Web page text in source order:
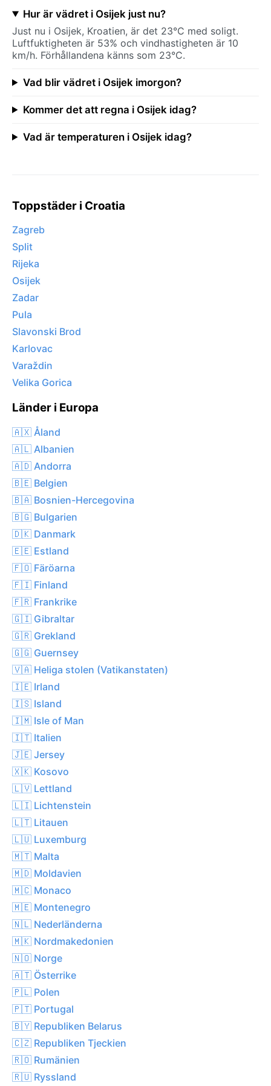
Hur är vädret i Osijek just nu?
Just nu i Osijek, Kroatien, är det 23°C med soligt.
Luftfuktigheten är 53% och vindhastigheten är 10
km/h. Förhållandena känns som 23°C.
Vad blir vädret i Osijek imorgon?
Kommer det att regna i Osijek idag?
Vad är temperaturen i Osijek idag?
Toppstäder i Croatia
Zagreb
Split
Rijeka
Osijek
Zadar
Pula
Slavonski Brod
Karlovac
Varaždin
Velika Gorica
Länder i Europa
🇦🇽 Åland
🇦🇱 Albanien
🇦🇩 Andorra
🇧🇪 Belgien
🇧🇦 Bosnien-Hercegovina
🇧🇬 Bulgarien
🇩🇰 Danmark
🇪🇪 Estland
🇫🇴 Färöarna
🇫🇮 Finland
🇫🇷 Frankrike
🇬🇮 Gibraltar
🇬🇷 Grekland
🇬🇬 Guernsey
🇻🇦 Heliga stolen (Vatikanstaten)
🇮🇪 Irland
🇮🇸 Island
🇮🇲 Isle of Man
🇮🇹 Italien
🇯🇪 Jersey
🇽🇰 Kosovo
🇱🇻 Lettland
🇱🇮 Lichtenstein
🇱🇹 Litauen
🇱🇺 Luxemburg
🇲🇹 Malta
🇲🇩 Moldavien
🇲🇨 Monaco
🇲🇪 Montenegro
🇳🇱 Nederländerna
🇲🇰 Nordmakedonien
🇳🇴 Norge
🇦🇹 Österrike
🇵🇱 Polen
🇵🇹 Portugal
🇧🇾 Republiken Belarus
🇨🇿 Republiken Tjeckien
🇷🇴 Rumänien
🇷🇺 Ryssland